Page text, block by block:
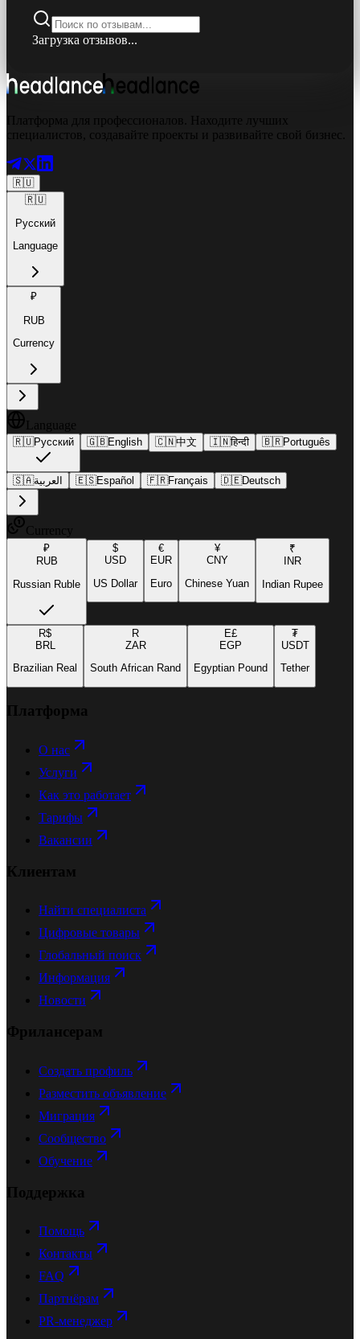
Загрузка отзывов...
Платформа для профессионалов. Находите лучших
специалистов, создавайте проекты и развивайте свой бизнес.
🇷🇺
🇷🇺
Русский
Language
₽
RUB
Currency
Language
🇷🇺Русский 🇬🇧English 🇨🇳中文 🇮🇳हिन्दी 🇧🇷Português
🇸🇦العربية 🇪🇸Español 🇫🇷Français 🇩🇪Deutsch
Currency
₽
RUB
Russian Ruble
$
USD
US Dollar
€
EUR
Euro
¥
CNY
Chinese Yuan
₹
INR
Indian Rupee
R$
BRL
Brazilian Real
R
ZAR
South African Rand
E£
EGP
Egyptian Pound
₮
USDT
Tether
Платформа
О нас
Услуги
Как это работает
Тарифы
Вакансии
Клиентам
Найти специалиста
Цифровые товары
Глобальный поиск
Информация
Новости
Фрилансерам
Создать профиль
Разместить объявление
Миграция
Сообщество
Обучение
Поддержка
Помощь
Контакты
FAQ
Партнёрам
PR-менеджер